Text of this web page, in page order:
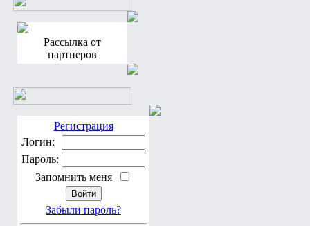
Рассылка от
партнеров
Регистрация
Логин:
Пароль:
Запомнить меня
Забыли пароль?